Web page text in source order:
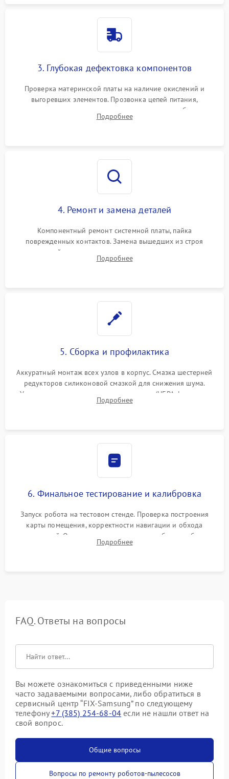
3. Глубокая дефектовка компонентов
Проверка материнской платы на наличие окислений и
выгоревших элементов. Прозвонка цепей питания,
тестирование приводных моторов колес и турбины
всасывания. Оценка состояния оптических и инфракрасных
Подробнее
4. Ремонт и замена деталей
Компонентный ремонт системной платы, пайка
поврежденных контактов. Замена вышедших из строя
двигателей, изношенного аккумулятора, неисправного
лидара или помпы подачи воды. Восстановление шлейфов и
Подробнее
5. Сборка и профилактика
Аккуратный монтаж всех узлов в корпус. Смазка шестерней
редукторов силиконовой смазкой для снижения шума.
Установка новых расходных материалов (HEPA-фильтров,
микрофибры, щеток). Надежная фиксация разъемов и
Подробнее
6. Финальное тестирование и калибровка
Запуск робота на тестовом стенде. Проверка построения
карты помещения, корректности навигации и обхода
препятствий. Оценка силы всасывания и работы турбины.
Тестирование автоматического возврата на док-станцию и
Подробнее
FAQ. Ответы на вопросы
Вы можете ознакомиться с приведенными ниже
часто задаваемыми вопросами, либо обратиться в
сервисный центр “FIX-Samsung” по следующему
телефону+7 (385) 254-68-04 если не нашли ответ на
свой вопрос.
Общие вопросы
Вопросы по ремонту роботов-пылесосов